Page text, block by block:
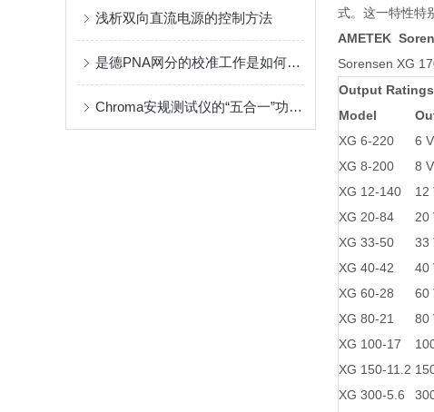
浅析双向直流电源的控制方法
是德PNA网分的校准工作是如何进行的？
Chroma安规测试仪的“五合一”功能解析
式。这一特性特
AMETEK
Sorensen XG
Output Ratings
Model
XG 6-220
6 V
XG 8-200
8 V
XG 12-140
12
XG 20-84
20
XG 33-50
33
XG 40-42
40
XG 60-28
60
XG 80-21
80
XG 100-17
XG 150-11.2
XG 300-5.6